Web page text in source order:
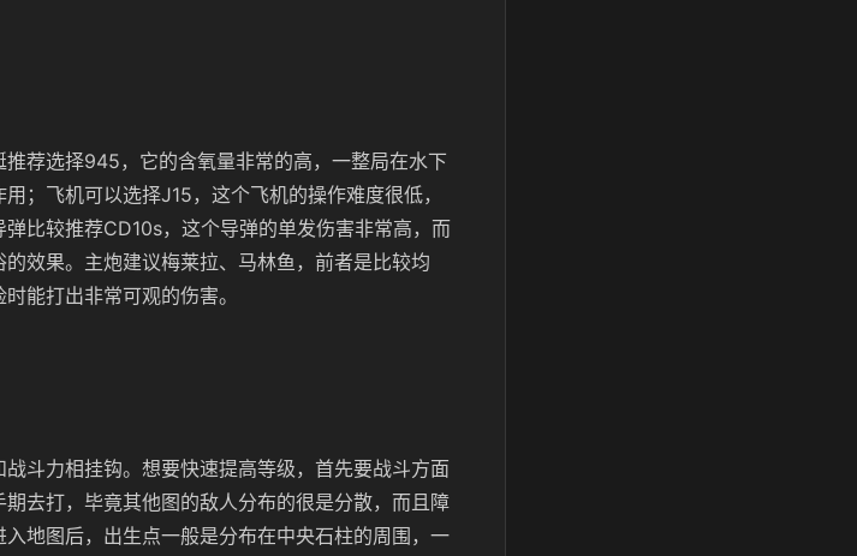
荐选择945，它的含氧量非常的高，一整局在水下
；飞机可以选择J15，这个飞机的操作难度很低，
比较推荐CD10s，这个导弹的单发伤害非常高，而
效果。主炮建议梅莱拉、马林鱼，前者是比较均
能打出非常可观的伤害。
斗力相挂钩。想要快速提高等级，首先要战斗方面
去打，毕竟其他图的敌人分布的很是分散，而且障
地图后，出生点一般是分布在中央石柱的周围，一